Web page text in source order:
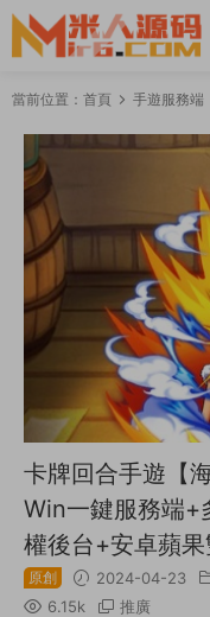
當前位置： 首頁 手遊服務端
卡牌回合手遊【
Win一鍵服務端+
權後台+安卓蘋
原創 2024-04-23
6.15k
推廣